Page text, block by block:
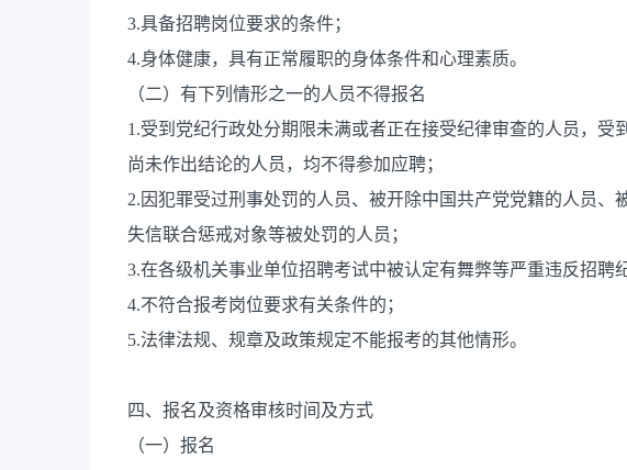
3.具备招聘岗位要求的条件；
4.身体健康，具有正常履职的身体条件和心理素质。
（二）有下列情形之一的人员不得报名
1.受到党纪行政处分期限未满或者正在接受纪律审查的人员，受
尚未作出结论的人员，均不得参加应聘；
2.因犯罪受过刑事处罚的人员、被开除中国共产党党籍的人员、
失信联合惩戒对象等被处罚的人员；
3.在各级机关事业单位招聘考试中被认定有舞弊等严重违反招聘
4.不符合报考岗位要求有关条件的；
5.法律法规、规章及政策规定不能报考的其他情形。
四、报名及资格审核时间及方式
（一）报名